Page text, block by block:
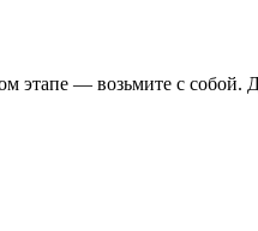
— возьмите с собой.